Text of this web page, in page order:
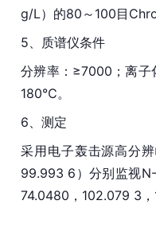
g/L）的80～100目
5、质谱仪条件
分辨率：≥7000；离子
180℃。
6、测定
采用电子轰击源高分
99.993 6）分别监视N-
74.0480，102.079 3